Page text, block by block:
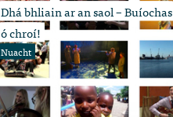
Dhá bhliain ar an saol – Buíochas
ó chroí!
Nuacht